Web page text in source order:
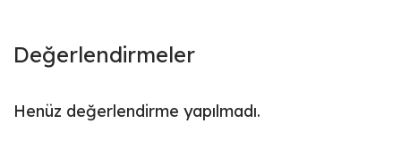
Değerlendirmeler
Henüz değerlendirme yapılmadı.